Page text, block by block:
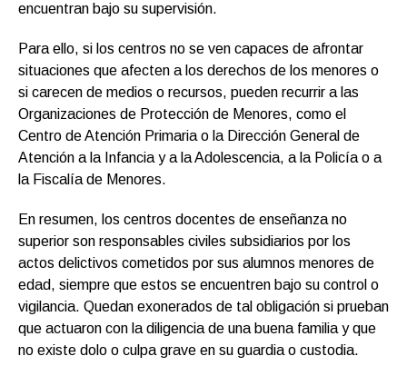
encuentran bajo su supervisión.
Para ello, si los centros no se ven capaces de afrontar
situaciones que afecten a los derechos de los menores o
si carecen de medios o recursos, pueden recurrir a las
Organizaciones de Protección de Menores, como el
Centro de Atención Primaria o la Dirección General de
Atención a la Infancia y a la Adolescencia, a la Policía o a
la Fiscalía de Menores.
En resumen, los centros docentes de enseñanza no
superior son responsables civiles subsidiarios por los
actos delictivos cometidos por sus alumnos menores de
edad, siempre que estos se encuentren bajo su control o
vigilancia. Quedan exonerados de tal obligación si prueban
que actuaron con la diligencia de una buena familia y que
no existe dolo o culpa grave en su guardia o custodia.